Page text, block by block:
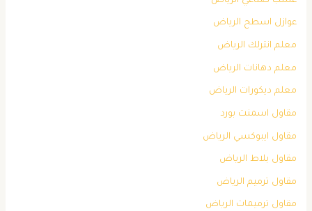
عوازل اسطح الرياض
معلم انترلك الرياض
معلم دهانات الرياض
معلم ديكورات الرياض
مقاول اسمنت بورد
مقاول ايبوكسي الرياض
مقاول بلاط الرياض
مقاول ترميم الرياض
مقاول ترميمات الرياض